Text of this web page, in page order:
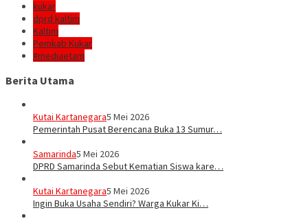
kukar
dprd kaltim
Kaltim
Pemkab Kukar
#mediaetam
Berita Utama
Kutai Kartanegara5 Mei 2026
Pemerintah Pusat Berencana Buka 13 Sumur…
Samarinda5 Mei 2026
DPRD Samarinda Sebut Kematian Siswa kare…
Kutai Kartanegara5 Mei 2026
Ingin Buka Usaha Sendiri? Warga Kukar Ki…